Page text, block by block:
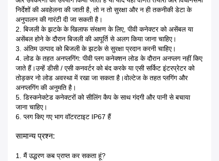
निर्देशों की अवहेलना की जाती है, तो न तो सुरक्षा और न ही तकनीकी डेटा के
अनुपालन की गारंटी दी जा सकती है।
2. बिजली के झटके के खिलाफ संरक्षण के लिए, पीवी कनेक्टर को असेंबल या
असेंबल होने के दौरान बिजली की आपूर्ति से अलग किया जाना चाहिए।
3. अंतिम उत्पाद को बिजली के झटके से सुरक्षा प्रदान करनी चाहिए।
4. लोड के तहत अनप्लगिंग: पीवी प्लग कनेक्शन लोड के दौरान अनप्लग नहीं किए
जाते हैं।उन्हें डीसी / एसी कनवर्टर को बंद करके या एसी सर्किट इंटरप्रेटर को
तोड़कर नो लोड अवस्था में रखा जा सकता है।वोल्टेज के तहत प्लगिंग और
अनप्लगिंग की अनुमति है।
5. डिस्कनेक्टेड कनेक्टरों को सीलिंग कैप के साथ गंदगी और पानी से बचाया
जाना चाहिए।
6. प्लग किए गए भाग वॉटरटाइट IP67 हैं
सामान्य प्रश्न:
1. मैं उद्धरण कब प्राप्त कर सकता हूं?